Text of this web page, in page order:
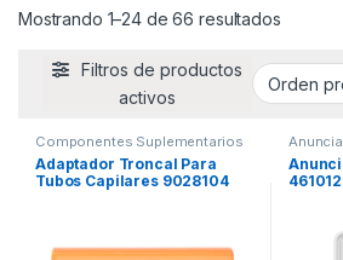
Mostrando 1–24 de 66 resultados
Filtros de productos
activos
Componentes Suplementarios
Adaptador Troncal Para
Tubos Capilares 9028104